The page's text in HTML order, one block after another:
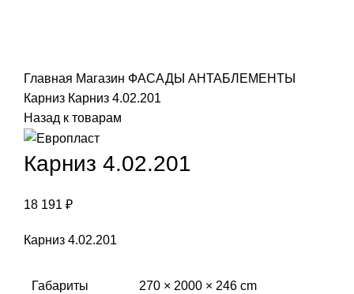
Главная Магазин ФАСАДЫ АНТАБЛЕМЕНТЫ
Карниз Карниз 4.02.201
Назад к товарам
Карниз 4.02.201
18 191 ₽
Карниз 4.02.201
Габариты 270 × 2000 × 246 cm